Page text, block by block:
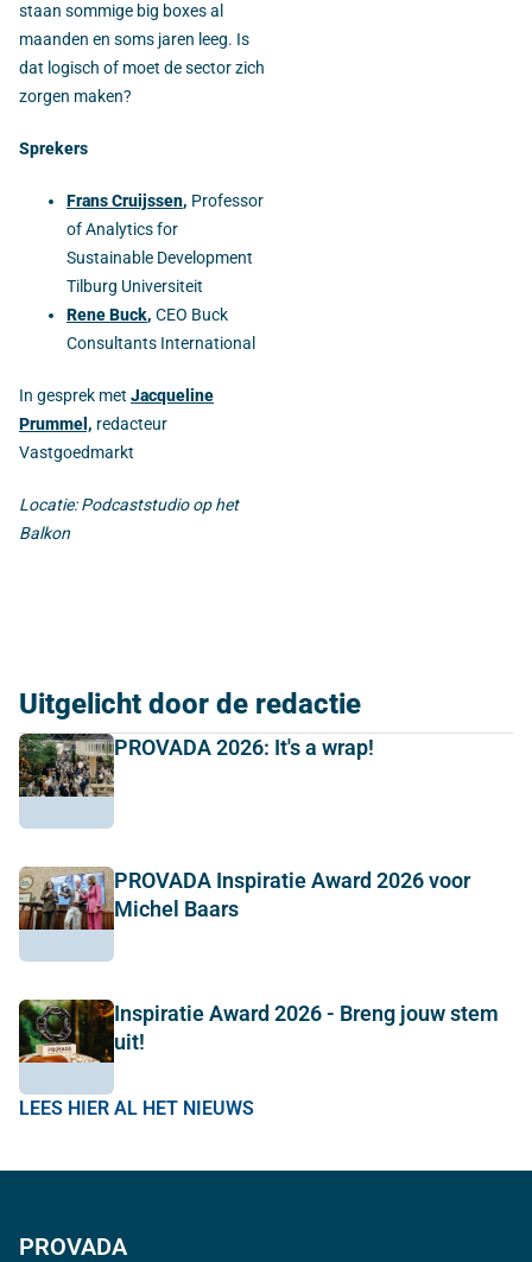
staan sommige big boxes al
maanden en soms jaren leeg. Is
dat logisch of moet de sector zich
zorgen maken?
Sprekers
Frans Cruijssen, Professor
of Analytics for
Sustainable Development
Tilburg Universiteit
Rene Buck, CEO Buck
Consultants International
In gesprek met Jacqueline
Prummel, redacteur
Vastgoedmarkt
Locatie: Podcaststudio op het
Balkon
Uitgelicht door de redactie
PROVADA 2026: It's a wrap!
PROVADA Inspiratie Award 2026 voor
Michel Baars
Inspiratie Award 2026 - Breng jouw stem
uit!
LEES HIER AL HET NIEUWS
PROVADA